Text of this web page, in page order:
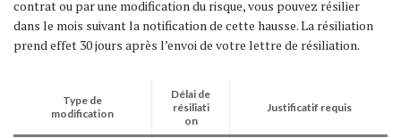
contrat ou par une modification du risque, vous pouvez résilier
dans le mois suivant la notification de cette hausse. La résiliation
prend effet 30 jours après l’envoi de votre lettre de résiliation.
Type de
modification
Délai de
résiliati
on
Justificatif requis